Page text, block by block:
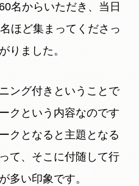
名からいただき、当日
ほど集まってくださっ
りました。
ング付きということで
クという内容なのです
クとなると主題となる
て、そこに付随して行
多い印象です。